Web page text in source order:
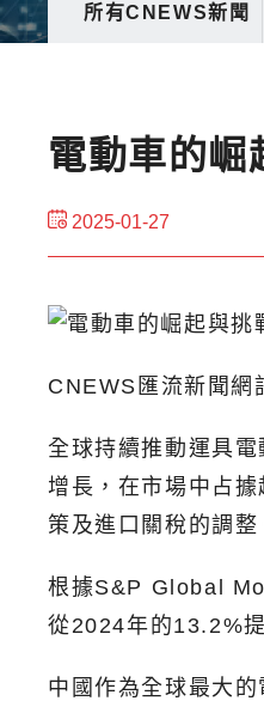
所有CNEWS新聞
電動車的
2025-01-27
CNEWS匯流新聞網
全球持續推動運具
增長，在市場中占
策及進口關稅的調整
根據S&P Global
從2024年的13.2%
中國作為全球最大